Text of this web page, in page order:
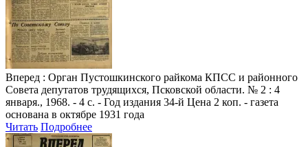
Вперед : Орган Пустошкинского райкома КПСС и районного
Совета депутатов трудящихся, Псковской области. № 2 : 4
января., 1968. - 4 с. - Год издания 34-й Цена 2 коп. - газета
основана в октябре 1931 года
Читать Подробнее